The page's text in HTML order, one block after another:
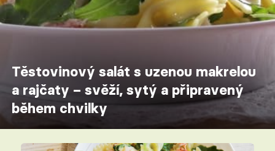
Těstovinový salát s uzenou makrelou
a rajčaty – svěží, sytý a připravený
během chvilky